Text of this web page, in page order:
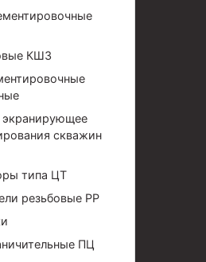
КШЗ
экранирующее
скважин
типа ЦТ
резьбовые РР
ПЦ